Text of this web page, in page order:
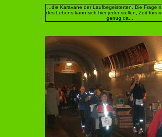
...die Karavane der Laufbegeisterten. Die Frage
des Lebens kann sich hier jeder stellen, Zeit fürs
genug da...